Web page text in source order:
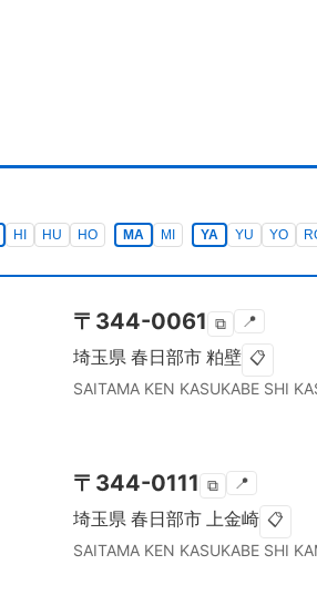
HI HU HO MA MI YA YU YO
〒 344-0061 ⧉ 📍
埼玉県 春日部市 粕壁 📋
SAITAMA KEN KASUKABE SHI
〒 344-0111 ⧉ 📍
埼玉県 春日部市 上金崎 📋
SAITAMA KEN KASUKABE SHI